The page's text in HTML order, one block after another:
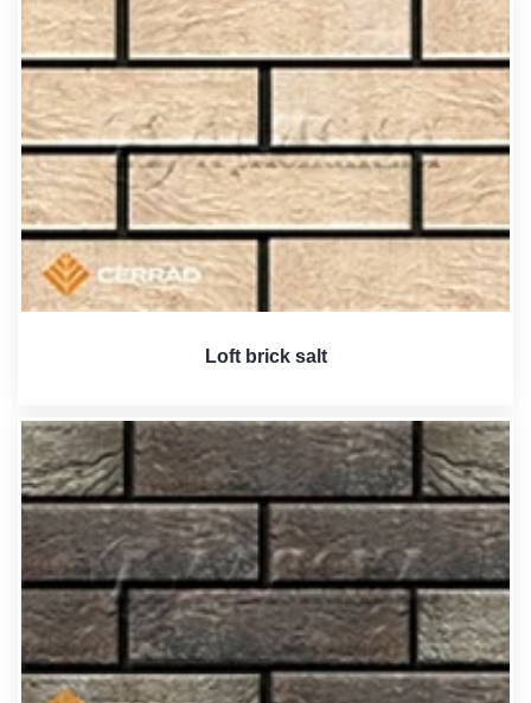
Loft brick salt